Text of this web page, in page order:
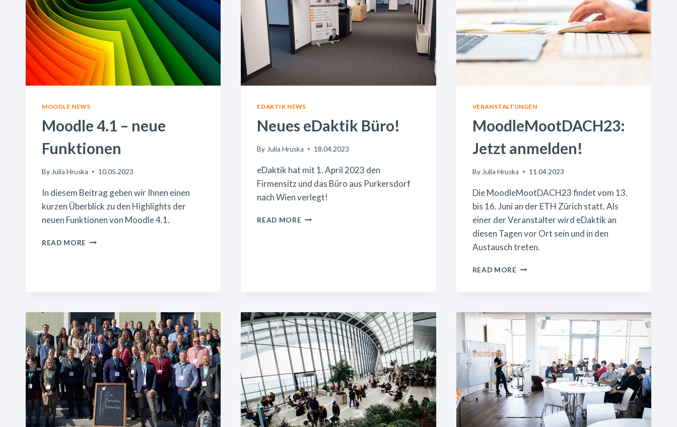
MOODLE NEWS
Moodle 4.1 – neue
Funktionen
By Julia Hruska 10.05.2023
In diesem Beitrag geben wir Ihnen einen
kurzen Überblick zu den Highlights der
neuen Funktionen von Moodle 4.1.
READ MORE MOODLE
EDAKTIK NEWS
Neues eDaktik Büro!
By Julia Hruska 18.04.2023
eDaktik hat mit 1. April 2023 den
Firmensitz und das Büro aus Purkersdorf
nach Wien verlegt!
READ MORE NEUES
VERANSTALTUNGEN
MoodleMootDACH23:
Jetzt anmelden!
By Julia Hruska 11.04.2023
Die MoodleMootDACH23 findet vom 13.
bis 16. Juni an der ETH Zürich statt. Als
einer der Veranstalter wird eDaktik an
diesen Tagen vor Ort sein und in den
Austausch treten.
READ MORE MOODLEMOOTDACH23: